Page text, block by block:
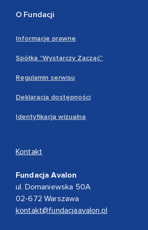
O Fundacji
Informacje prawne
Spółka “Wystarczy Zacząć”
Regulamin serwisu
Deklaracja dostępności
Identyfikacja wizualna
Kontakt
Fundacja Avalon
ul. Domaniewska 50A
02-672 Warszawa
kontakt@fundacjaavalon.pl